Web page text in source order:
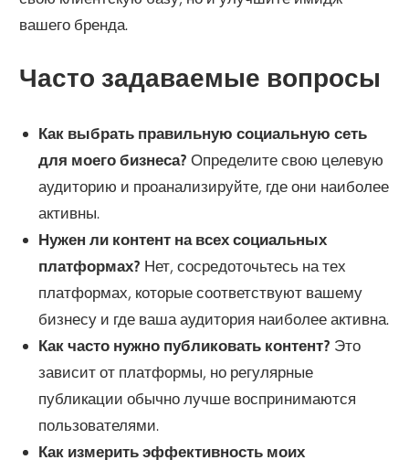
вашего бренда.
Часто задаваемые вопросы
Как выбрать правильную социальную сеть
для моего бизнеса? Определите свою целевую
аудиторию и проанализируйте, где они наиболее
активны.
Нужен ли контент на всех социальных
платформах? Нет, сосредоточьтесь на тех
платформах, которые соответствуют вашему
бизнесу и где ваша аудитория наиболее активна.
Как часто нужно публиковать контент? Это
зависит от платформы, но регулярные
публикации обычно лучше воспринимаются
пользователями.
Как измерить эффективность моих